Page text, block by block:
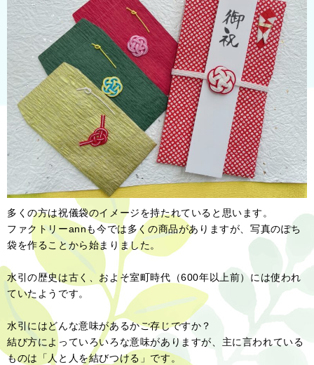
多くの方は祝儀袋のイメージを持たれていると思います。
ファクトリーannも今では多くの商品がありますが、写真のぽち
袋を作ることから始まりました。
水引の歴史は古く、およそ室町時代（600年以上前）には使われ
ていたようです。
水引にはどんな意味があるかご存じですか？
結び方によっていろいろな意味がありますが、主に言われている
ものは「人と人を結びつける」です。